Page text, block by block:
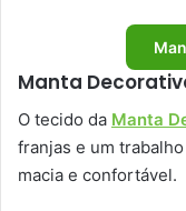
Manta
O tecido da Manta
franjas e um
macia e confortável.